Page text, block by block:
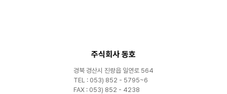
주식회사 동호
경북 경산시 진량읍 일연로 564
TEL : 053) 852 - 5795~6
FAX : 053) 852 - 4238